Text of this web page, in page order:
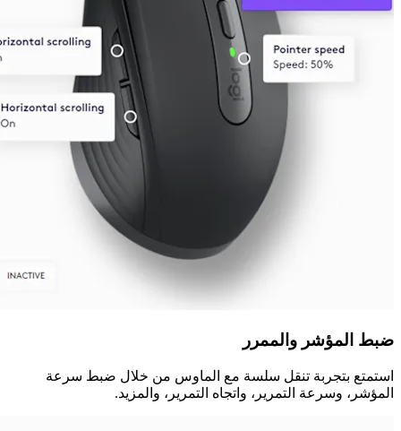
ضبط المؤشر والممرر
استمتع بتجربة تنقل سلسة مع الماوس من خلال ضبط سرعة
المؤشر، وسرعة التمرير، واتجاه التمرير، والمزيد.